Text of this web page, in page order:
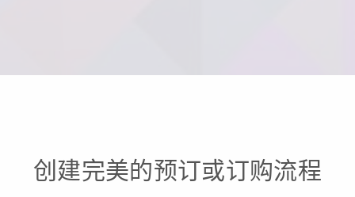
创建完美的预订或订购流程